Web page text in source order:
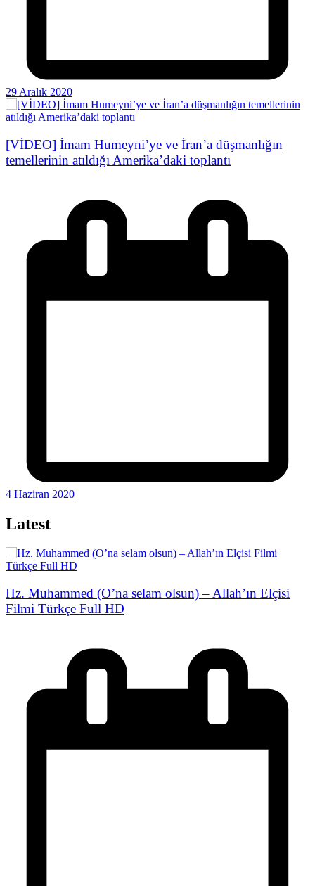
29 Aralık 2020
[VİDEO] İmam Humeyni’ye ve İran’a düşmanlığın
temellerinin atıldığı Amerika’daki toplantı
4 Haziran 2020
Latest
Hz. Muhammed (O’na selam olsun) – Allah’ın Elçisi
Filmi Türkçe Full HD